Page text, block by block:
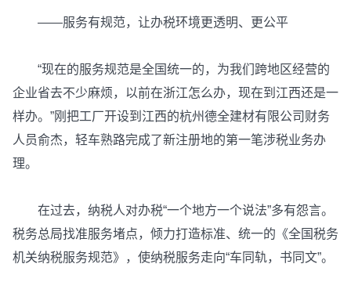
——服务有规范，让办税环境更透明、更公平
“现在的服务规范是全国统一的，为我们跨地区经营的
企业省去不少麻烦，以前在浙江怎么办，现在到江西还是一
样办。”刚把工厂开设到江西的杭州德全建材有限公司财务
人员俞杰，轻车熟路完成了新注册地的第一笔涉税业务办
理。
在过去，纳税人对办税“一个地方一个说法”多有怨言。
税务总局找准服务堵点，倾力打造标准、统一的《全国税务
机关纳税服务规范》，使纳税服务走向“车同轨，书同文”。